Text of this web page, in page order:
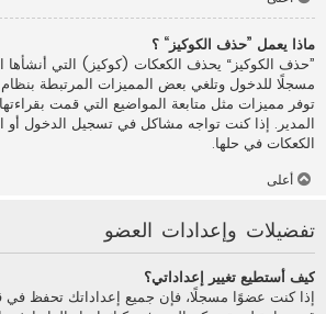
ماذا يعمل ”حذف الكوكيز“ ؟
”حذف الكوكيز“ يحذف الكعكات (كوكيز) التي أنشأها
مسجلًا للدخول وتلغي بعض المميزات المرتبطة بنظام
توفر مميزات مثل متابعة المواضيع التي قمت
المدير. إذا كنت تواجه مشاكل في تسجيل الدخول
الكعكات في حلها.
أعلى
تفضيلات وإعدادات العضو
كيف أستطيع تغيير إعداداتي؟
إذا كنت عضوًا مسجلًا، فإن جميع إعداداتك تحفظ في